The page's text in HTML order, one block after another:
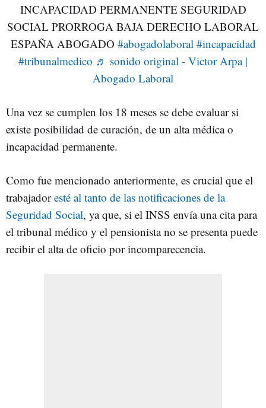
INCAPACIDAD PERMANENTE SEGURIDAD
SOCIAL PRORROGA BAJA DERECHO LABORAL
ESPAÑA ABOGADO #abogadolaboral #incapacidad
#tribunalmedico ♬ sonido original - Victor Arpa |
Abogado Laboral
Una vez se cumplen los 18 meses se debe evaluar si
existe posibilidad de curación, de un alta médica o
incapacidad permanente.
Como fue mencionado anteriormente, es crucial que el
trabajadoresté al tanto de las notificaciones de la
Seguridad Social, ya que, si el INSS envía una cita para
el tribunal médico y el pensionista no se presenta puede
recibir el alta de oficio por incomparecencia.